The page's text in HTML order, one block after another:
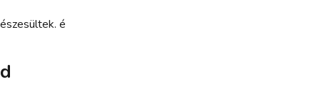
észesültek. é
d